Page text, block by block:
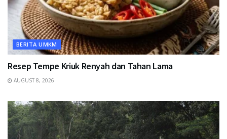
BERITA UMKM
Resep Tempe Kriuk Renyah dan Tahan Lama
AUGUST 8, 2026